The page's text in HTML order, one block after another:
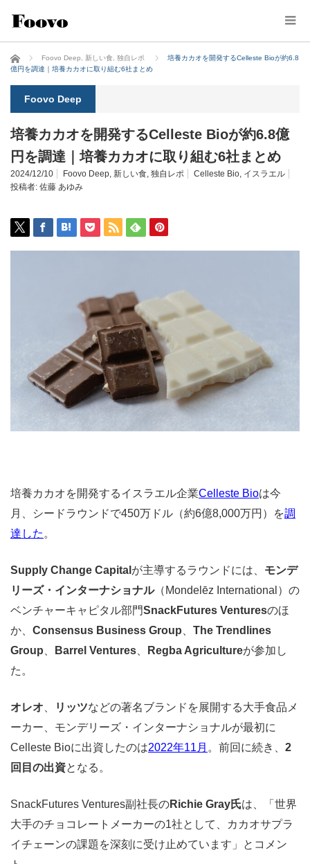
ホーム Foovo Deep 新しい食 独自レポ
培養カカオを開発するCelleste Bioが約6.8
億円を調達｜培養カカオに取り組む6社まとめ
Foovo Deep
培養カカオを開発するCelleste Bioが約6.8億
円を調達｜培養カカオに取り組む6社まとめ
2024/12/10 Foovo Deep, 新しい食, 独自レポ Celleste Bio, イスラエル
投稿者: 佐藤 あゆみ
培養カカオを開発するイスラエル企業Celleste Bioは今
月、シードラウンドで450万ドル（約6億8,000万円）を調
達した 。
Supply Change Capital が主導するラウンドには、 モンデ
リーズ・インターナショナル（Mondelēz International）の
ベンチャーキャピタル部門SnackFutures Venturesのほ
か、 Consensus Business Group
The Trendlines
Group
Barrel Ventures Regba Agricultureが参加し
た。
オレオ リッツなどの著名ブランドを展開する大手食品メ
ーカー、モンデリーズ・インターナショナルが最初に
Celleste Bioに出資したのは2022年11月 。前回に続き、 2
回目の出資となる。
SnackFutures Ventures副社長のRichie Gray氏は、「世界
大手のチョコレートメーカーの1社として、カカオサプラ
イチェーンの課題を深刻に受け止めています」とコメン